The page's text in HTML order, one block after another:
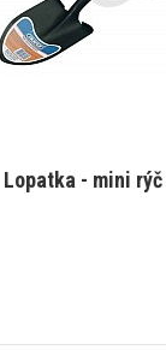
Lopatka - mini rýč